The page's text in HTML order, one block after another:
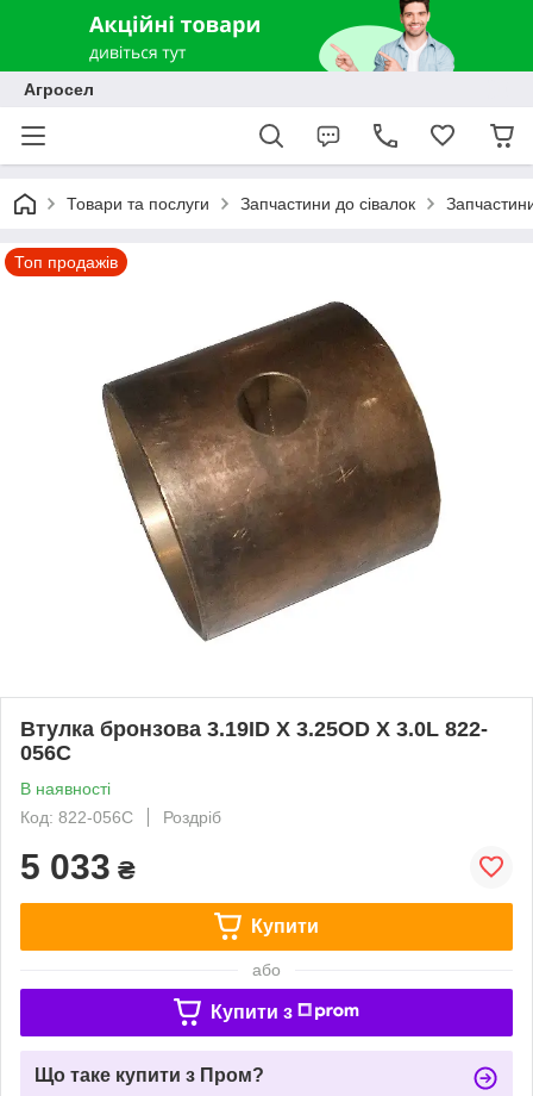
Агросел
Товари та послуги Запчастини до сівалок
Топ продажів
Втулка бронзова 3.19ID X 3.25OD X 3.0L 822-
056C
В наявності
Код: 822-056C
Роздріб
5 033 ₴
Купити
або
Купити з
Що таке купити з Пром?